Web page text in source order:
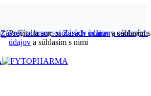
Prečítal/a som siZásady ochrany osobných
údajov a súhlasím s nimi
Zásady ochrany osobných údajova súhlasím s